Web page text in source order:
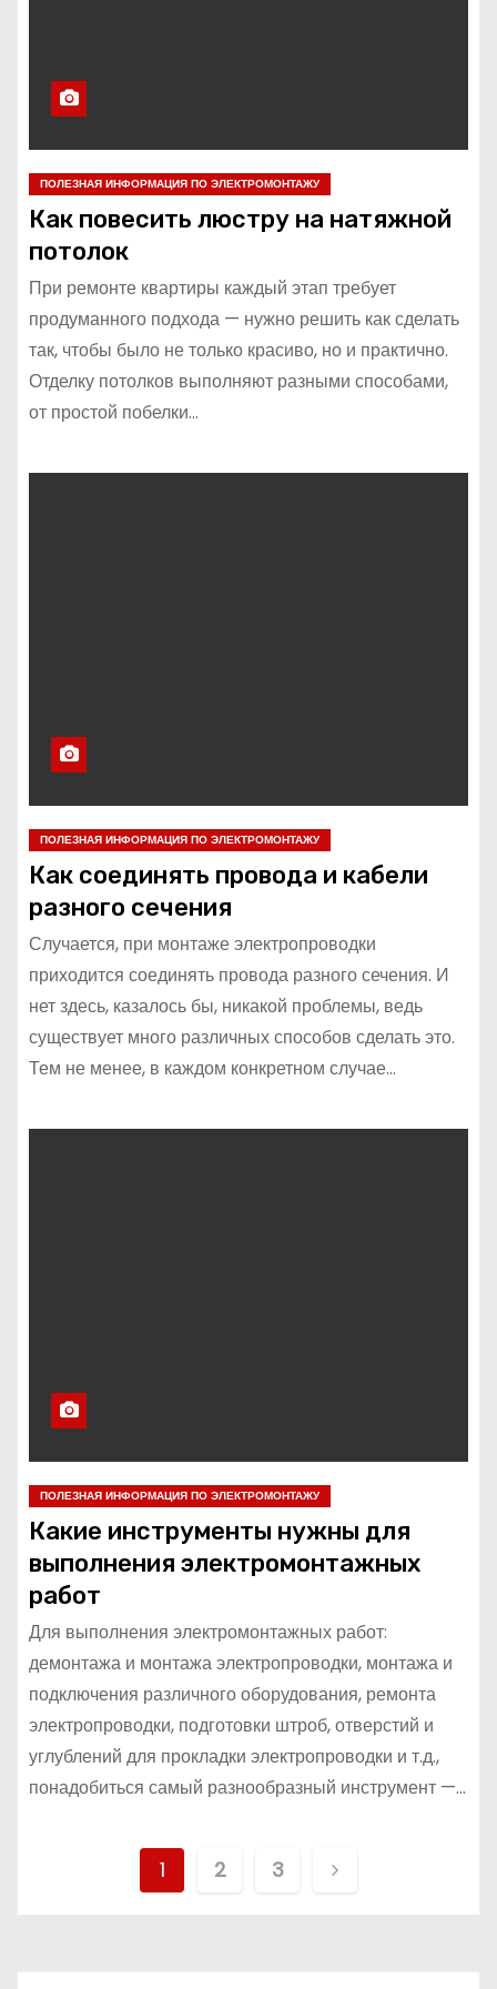
ПОЛЕЗНАЯ ИНФОРМАЦИЯ ПО ЭЛЕКТРОМОНТАЖУ
Как повесить люстру на натяжной
потолок
При ремонте квартиры каждый этап требует
продуманного подхода — нужно решить как сделать
так, чтобы было не только красиво, но и практично.
Отделку потолков выполняют разными способами,
от простой побелки…
ПОЛЕЗНАЯ ИНФОРМАЦИЯ ПО ЭЛЕКТРОМОНТАЖУ
Как соединять провода и кабели
разного сечения
Случается, при монтаже электропроводки
приходится соединять провода разного сечения. И
нет здесь, казалось бы, никакой проблемы, ведь
существует много различных способов сделать это.
Тем не менее, в каждом конкретном случае…
ПОЛЕЗНАЯ ИНФОРМАЦИЯ ПО ЭЛЕКТРОМОНТАЖУ
Какие инструменты нужны для
выполнения электромонтажных
работ
Для выполнения электромонтажных работ:
демонтажа и монтажа электропроводки, монтажа и
подключения различного оборудования, ремонта
электропроводки, подготовки штроб, отверстий и
углублений для прокладки электропроводки и т.д.,
понадобиться самый разнообразный инструмент —…
1 2 3